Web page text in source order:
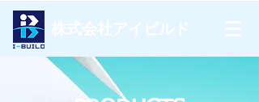
株式会社​アイビルド